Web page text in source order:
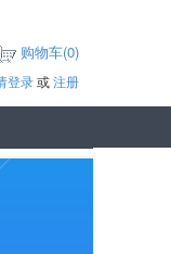
购物车(0)
登录或注册